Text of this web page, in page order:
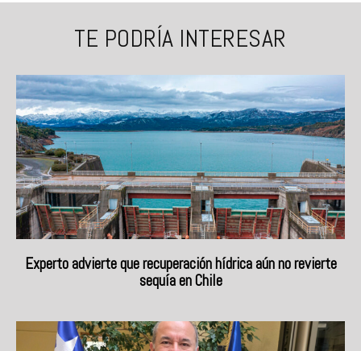
TE PODRÍA INTERESAR
Experto advierte que recuperación hídrica aún no revierte
sequía en Chile